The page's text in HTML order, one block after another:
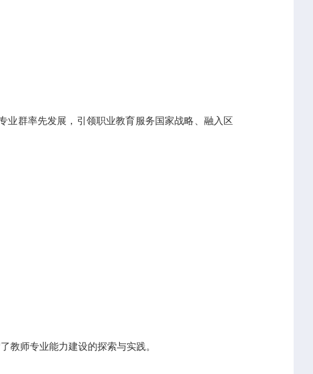
业群率先发展，引领职业教育服务国家战略、融入区
师专业能力建设的探索与实践。